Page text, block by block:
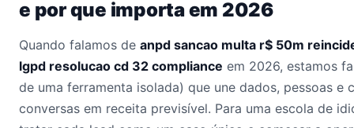
e por que importa em 2026
Quando falamos de anpd sancao multa r$ 50m
lgpd resolucao cd 32 compliance em 2026, estamos
de uma ferramenta isolada) que une dados, pessoas e
conversas em receita previsível. Para uma escola de